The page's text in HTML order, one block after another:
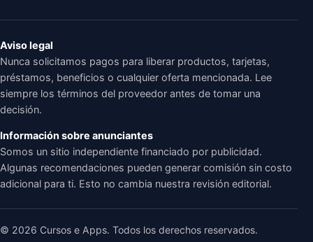
Aviso legal
Nunca solicitamos pagos para liberar productos, tarjetas,
préstamos, beneficios o cualquier oferta mencionada. Lee
siempre los términos del proveedor antes de tomar una
decisión.
Información sobre anunciantes
Somos un sitio independiente financiado por publicidad.
Algunas recomendaciones pueden generar comisión sin costo
adicional para ti. Esto no cambia nuestra revisión editorial.
© 2026 Cursos e Apps. Todos los derechos reservados.